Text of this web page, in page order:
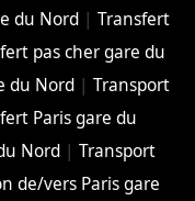
du Nord| Transfert
pas cher gare du
du Nord |Transport
Paris gare du
Nord |Transport
de/vers Paris gare